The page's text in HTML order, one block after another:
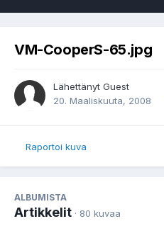
VM-CooperS-65.jpg
Lähettänyt Guest
20. Maaliskuuta, 2008
Raportoi kuva
ALBUMISTA
Artikkelit · 80 kuvaa